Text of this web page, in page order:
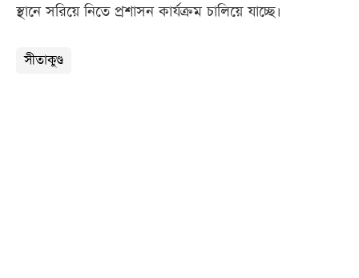
স্থানে সরিয়ে নিতে প্রশাসন কার্যক্রম চালিয়ে যাচ্ছে।
সীতাকুণ্ড